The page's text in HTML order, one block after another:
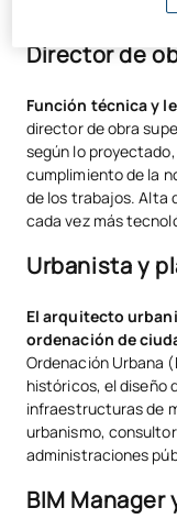
Director de
Función técnica y
director de obra
según lo
cumplimiento de la
de los trabajos. Alta
cada vez más
Urbanista y
El arquitecto
ordenación de
Ordenación Urbana
históricos, el diseño
infraestructuras de
urbanismo,
administraciones
BIM Manager